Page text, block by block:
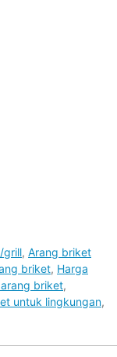
grill, Arang briket
briket, Harga
briket,
untuk lingkungan,